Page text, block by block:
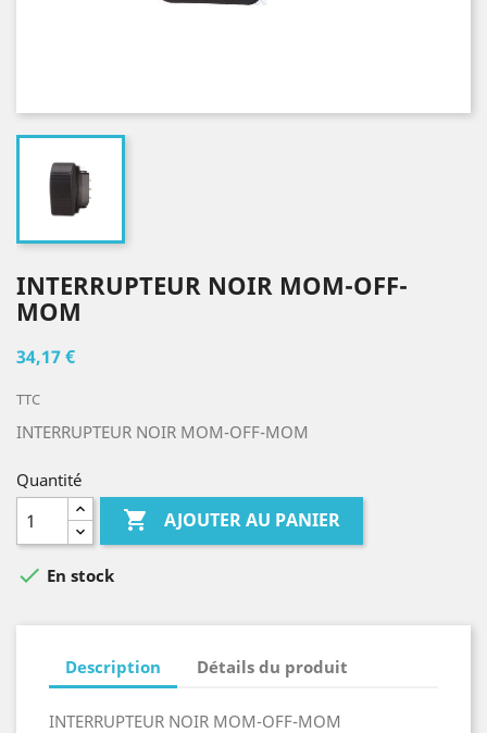
INTERRUPTEUR NOIR MOM-OFF-
MOM
34,17 €
TTC
INTERRUPTEUR NOIR MOM-OFF-MOM
Quantité
 AJOUTER AU PANIER
 En stock
Description Détails du produit
INTERRUPTEUR NOIR MOM-OFF-MOM